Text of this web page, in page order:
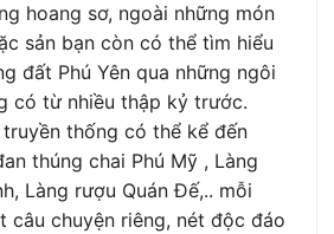
hoang sơ, ngoài những món
sản bạn còn có thể tìm hiểu
đất Phú Yên qua những ngôi
có từ nhiều thập kỷ trước.
thống có thể kể đến
thúng chai Phú Mỹ , Làng
Làng rượu Quán Đế,.. mỗi
câu chuyện riêng, nét độc đáo